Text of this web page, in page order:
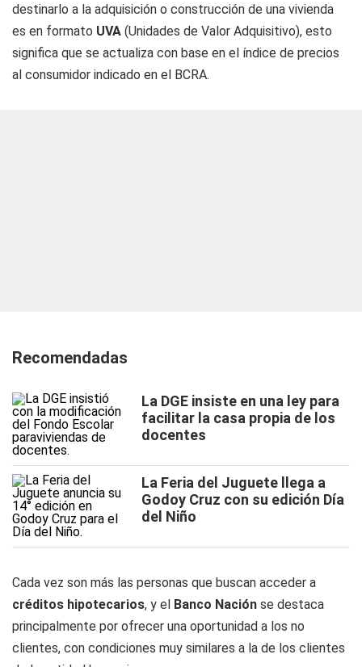
destinarlo a la adquisición o construcción de una vivienda
es en formato UVA (Unidades de Valor Adquisitivo), esto
significa que se actualiza con base en el índice de precios
al consumidor indicado en el BCRA.
Recomendadas
La DGE insiste en una ley para
facilitar la casa propia de los
docentes
La Feria del Juguete llega a
Godoy Cruz con su edición Día
del Niño
Cada vez son más las personas que buscan acceder a
créditos hipotecarios, y el Banco Nación se destaca
principalmente por ofrecer una oportunidad a los no
clientes, con condiciones muy similares a la de los clientes